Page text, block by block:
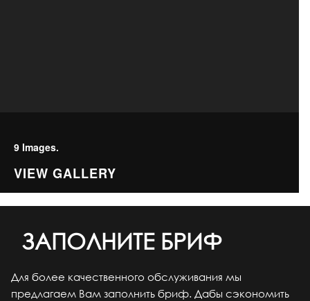
9 Images.
VIEW GALLERY
ЗАПОЛНИТЕ БРИФ
Для более качественного обслуживания мы
предлагаем Вам заполнить бриф. Дабы сэкономить